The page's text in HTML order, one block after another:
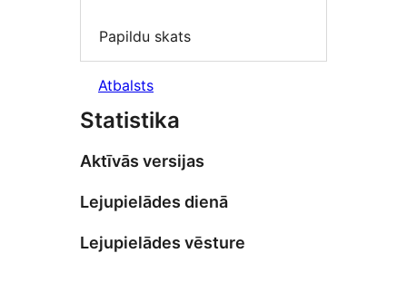
Papildu skats
Atbalsts
Statistika
Aktīvās versijas
Lejupielādes dienā
Lejupielādes vēsture